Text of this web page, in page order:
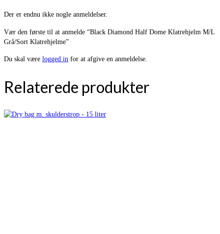
Der er endnu ikke nogle anmeldelser.
Vær den første til at anmelde “Black Diamond Half Dome Klatrehjelm M/L
Grå/Sort Klatrehjelme”
Du skal være logged in for at afgive en anmeldelse.
Relaterede produkter